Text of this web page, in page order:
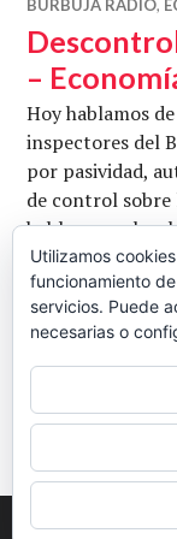
BURBUJA RADIO,
–
Hoy hablamos
inspectores del
por pasividad,
de control sobre
hablamos sobre
Popular y en
de los precios y
en Estados de
Utilizamos
funcionamiento
servicios. Puede
necesarias o